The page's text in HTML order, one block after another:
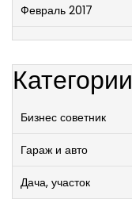
Февраль 2017
Категории
Бизнес советник
Гараж и авто
Дача, участок